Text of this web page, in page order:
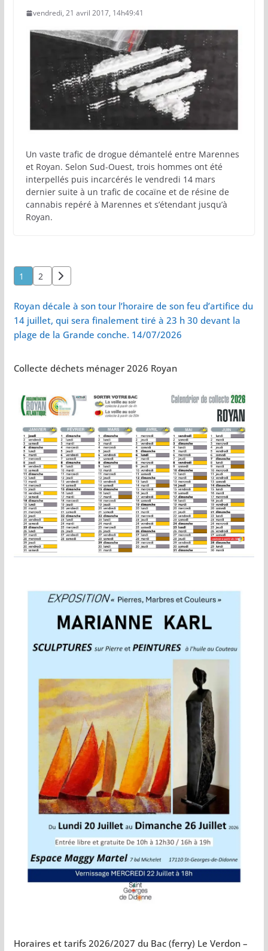
vendredi, 21 avril 2017, 14h49:41
Un vaste trafic de drogue démantelé entre Marennes
et Royan. Selon Sud-Ouest, trois hommes ont été
interpellés puis incarcérés le vendredi 14 mars
dernier suite à un trafic de cocaïne et de résine de
cannabis repéré à Marennes et s’étendant jusqu’à
Royan.
Pagination
des
publications
1 2
Royan décale à son tour l’horaire de son feu d’artifice du
14 juillet, qui sera finalement tiré à 23 h 30 devant la
plage de la Grande conche. 14/07/2026
Collecte déchets ménager 2026 Royan
Horaires et tarifs 2026/2027 du Bac (ferry) Le Verdon –